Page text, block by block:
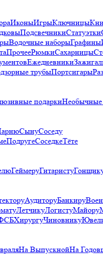
ИконыИгрыКлючницы
ПодсвечникиСтатуэтки
Водочные наборыГрафины
ПрочееРюмкиСахарницы
Ежедневники
трубыПортсигары
подаркиНеобычные
СынуСоседу
ПодругеСоседкеТёте
ГеймеруГитаристу
АудиторуБанкиру
ЛетчикуЛогистуМайору
ХирургуЧиновнику
На ВыпускнойНа